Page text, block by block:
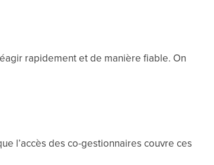
rapidement et de manière fiable. On
l’accès des co-gestionnaires couvre ces